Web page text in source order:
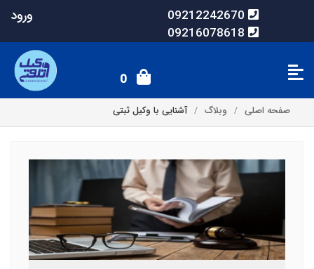
09212242670
09216078618
ورود
0
صفحه اصلی وبلاگ آشنایی با وکیل ثبتی